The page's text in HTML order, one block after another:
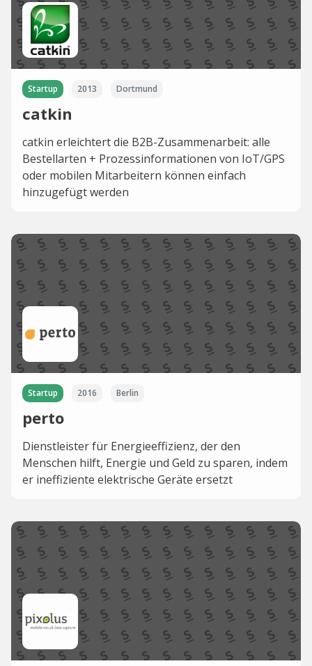
Startup 2013 Dortmund
catkin
catkin erleichtert die B2B-Zusammenarbeit: alle
Bestellarten + Prozessinformationen von IoT/GPS
oder mobilen Mitarbeitern können einfach
hinzugefügt werden
Startup 2016 Berlin
perto
Dienstleister für Energieeffizienz, der den
Menschen hilft, Energie und Geld zu sparen, indem
er ineffiziente elektrische Geräte ersetzt